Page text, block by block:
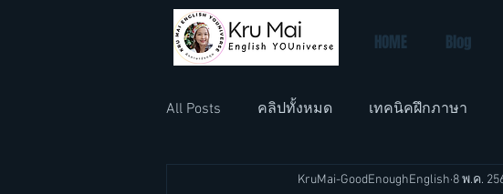
HOME Blog
All Posts คลิปทั้งหมด เทคนิคฝึกภาษา
ภาษาอังกฤษที่ทำงาน ภาษาอังกฤษเด็ก
KruMai-GoodEnoughEnglish 8 พ.ค.